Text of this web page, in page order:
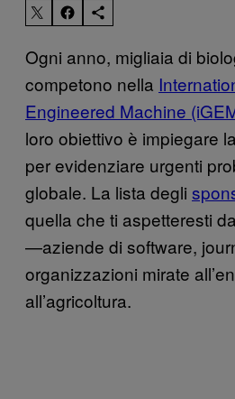
Ogni anno, migliaia di
competono nella
Engineered Machine
loro obiettivo è impiegare
per evidenziare urgenti
globale. La lista degli
quella che ti aspetteresti
—aziende di software,
organizzazioni mirate
all’agricoltura.